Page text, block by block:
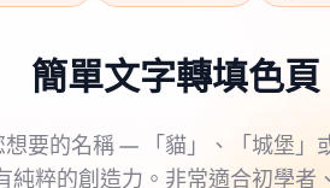
簡單文字轉填色頁
要的名稱 — 「貓」、「城堡
粹的創造力。非常適合初學者